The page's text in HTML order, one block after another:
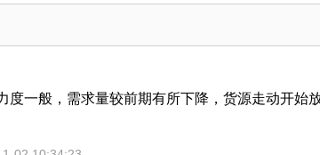
度一般，需求量较前期有所下降，货源走动开始